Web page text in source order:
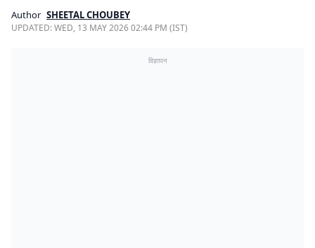
Author SHEETAL CHOUBEY
UPDATED:WED, 13 MAY 2026 02:44 PM (IST)
विज्ञापन